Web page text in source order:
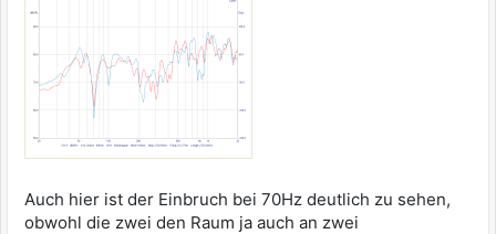
Auch hier ist der Einbruch bei 70Hz deutlich zu sehen,
obwohl die zwei den Raum ja auch an zwei